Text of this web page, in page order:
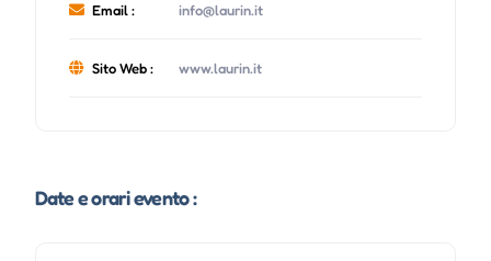
Email : info@laurin.it
Sito Web : www.laurin.it
Date e orari evento :